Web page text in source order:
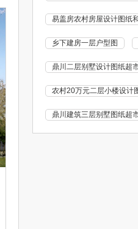
易盖房农村房屋设计图纸
乡下建房一层户型图
鼎川二层别墅设计图纸超
农村20万元二层小楼设计
鼎川建筑三层别墅图纸超